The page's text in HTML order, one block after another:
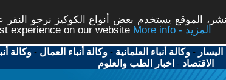
الموقع يستخدم بعض أنواع الكوكيز نرجو
experience on our website
More info - المزيد
اليسار -وكالة أنباء العلمانية -وكالة أنباء العمال -وكالة
الاقتصاد - اخبار الطب والعلوم